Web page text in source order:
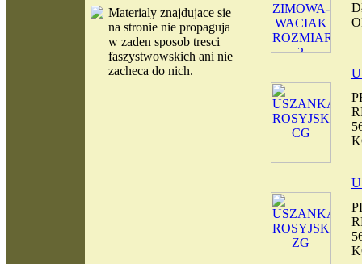
Materialy znajdujace sie
na stronie nie propaguja
w zaden sposob tresci
faszystwowskich ani nie
zacheca do nich.